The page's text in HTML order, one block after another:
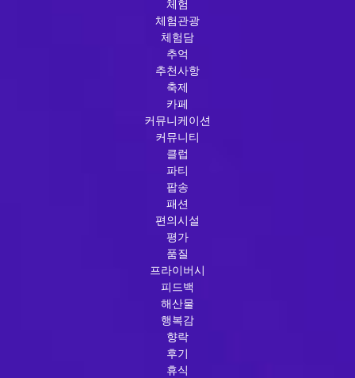
체험
체험관광
체험담
추억
추천사항
축제
카페
커뮤니케이션
커뮤니티
클럽
파티
팝송
패션
편의시설
평가
품질
프라이버시
피드백
해산물
행복감
향락
후기
휴식